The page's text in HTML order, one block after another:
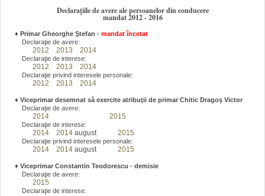
Declarațiile de avere ale persoanelor din conducere
mandat 2012 - 2016
♦ Primar Gheorghe Ştefan - mandat încetat
Declaraţie de avere:
2012 2013 2014
Declaraţie de interese:
2012 2013 2014
Declaraţie privind interesele personale:
2012 2013 2014
♦ Viceprimar desemnat să exercite atribuţii de primar Chitic Dragoş Victor
Declaraţie de avere:
2014 2015
Declaraţie de interese:
2014 2014 august 2015
Declaraţie privind interesele personale:
2014 2014 august 2015
♦ Viceprimar Constantin Teodorescu - demisie
Declaraţie de avere:
2015
Declaraţie de interese: